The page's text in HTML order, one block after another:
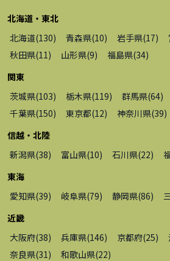
北海道・東北
北海道(130) 青森県(10) 岩手県(17)
秋田県(11 ) 山形県(9) 福島県(34)
関東
茨城県(103) 栃木県(119) 群馬県(64)
千葉県(150) 東京都(12) 神奈川県(39)
信越・北陸
新潟県(38) 富山県(10) 石川県(22)
東海
愛知県(39) 岐阜県(79) 静岡県(86)
近畿
大阪府(38) 兵庫県(146) 京都府(25)
奈良県(31 ) 和歌山県(22)